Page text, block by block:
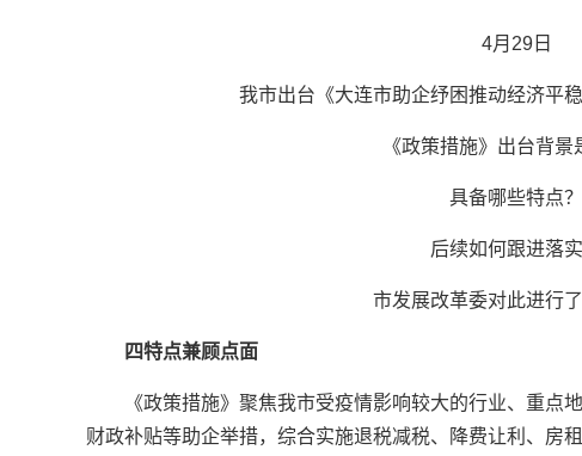
4月29日
我市出台《大连市助企纾困推动经济平
《政策措施》出台背景
具备哪些特点？
后续如何跟进落实
市发展改革委对此进行
四特点兼顾点面
《政策措施》聚焦我市受疫情影响较大的行业、重点
财政补贴等助企举措，综合实施退税减税、降费让利、房